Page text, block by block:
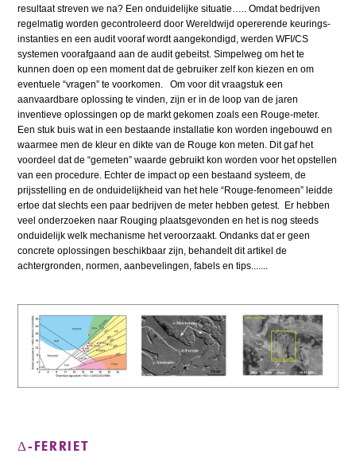
resultaat streven we na? Een onduidelijke situatie….. Omdat bedrijven
regelmatig worden gecontroleerd door Wereldwijd opererende keurings-
instanties en een audit vooraf wordt aangekondigd, werden WFI/CS
systemen voorafgaand aan de audit gebeitst. Simpelweg om het te
kunnen doen op een moment dat de gebruiker zelf kon kiezen en om
eventuele “vragen” te voorkomen. Om voor dit vraagstuk een
aanvaardbare oplossing te vinden, zijn er in de loop van de jaren
inventieve oplossingen op de markt gekomen zoals een Rouge-meter.
Een stuk buis wat in een bestaande installatie kon worden ingebouwd en
waarmee men de kleur en dikte van de Rouge kon meten. Dit gaf het
voordeel dat de “gemeten” waarde gebruikt kon worden voor het opstellen
van een procedure. Echter de impact op een bestaand systeem, de
prijsstelling en de onduidelijkheid van het hele “Rouge-fenomeen” leidde
ertoe dat slechts een paar bedrijven de meter hebben getest. Er hebben
veel onderzoeken naar Rouging plaatsgevonden en het is nog steeds
onduidelijk welk mechanisme het veroorzaakt. Ondanks dat er geen
concrete oplossingen beschikbaar zijn, behandelt dit artikel de
achtergronden, normen, aanbevelingen, fabels en tips.......
Δ-FERRIET